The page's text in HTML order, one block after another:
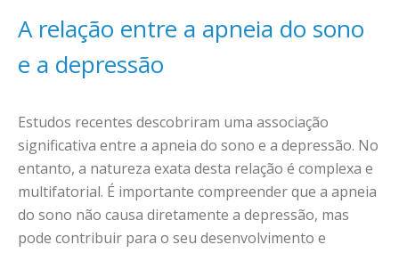
A relação entre a apneia do sono
e a depressão
Estudos recentes descobriram uma associação
significativa entre a apneia do sono e a depressão. No
entanto, a natureza exata desta relação é complexa e
multifatorial. É importante compreender que a apneia
do sono não causa diretamente a depressão, mas
pode contribuir para o seu desenvolvimento e